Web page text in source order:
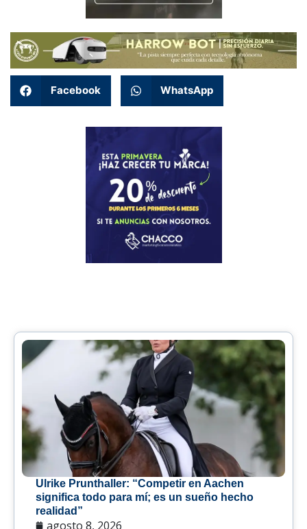
Facebook WhatsApp
Ulrike Prunthaller: “Competir en Aachen
significa todo para mí; es un sueño hecho
realidad”
agosto 8, 2026